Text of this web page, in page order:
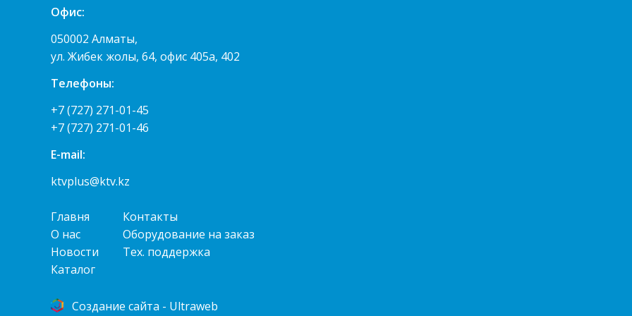
Офис:
050002 Алматы,
ул. Жибек жолы, 64, офис 405а, 402
Телефоны:
+7 (727) 271-01-45
+7 (727) 271-01-46
E-mail:
ktvplus@ktv.kz
Главня
О нас
Новости
Каталог
Контакты
Оборудование на заказ
Тех. поддержка
Cоздание сайта - Ultraweb